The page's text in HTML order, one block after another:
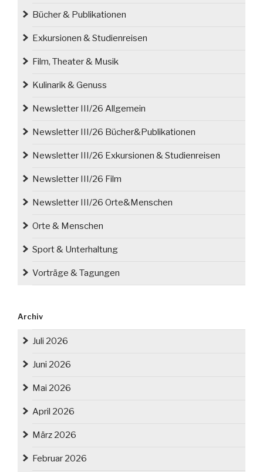
Bücher & Publikationen
Exkursionen & Studienreisen
Film, Theater & Musik
Kulinarik & Genuss
Newsletter III/26 Allgemein
Newsletter III/26 Bücher&Publikationen
Newsletter III/26 Exkursionen & Studienreisen
Newsletter III/26 Film
Newsletter III/26 Orte&Menschen
Orte & Menschen
Sport & Unterhaltung
Vorträge & Tagungen
Archiv
Juli 2026
Juni 2026
Mai 2026
April 2026
März 2026
Februar 2026